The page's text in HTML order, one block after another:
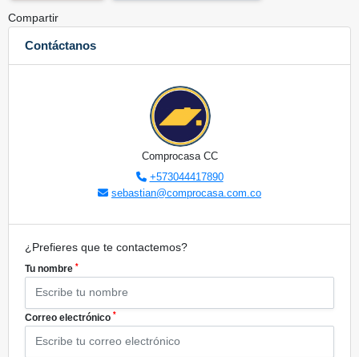
Compartir
Contáctanos
Comprocasa CC
+573044417890
sebastian@comprocasa.com.co
¿Prefieres que te contactemos?
Tu nombre *
Correo electrónico *